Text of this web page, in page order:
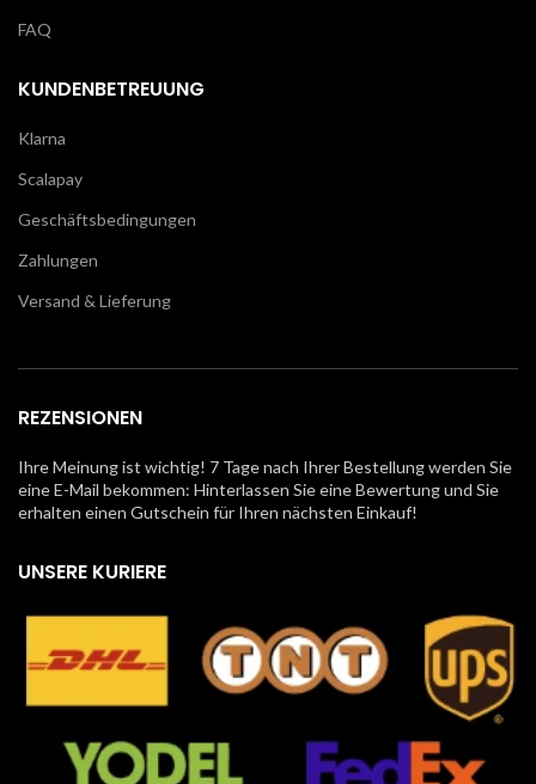
FAQ
KUNDENBETREUUNG
Klarna
Scalapay
Geschäftsbedingungen
Zahlungen
Versand & Lieferung
REZENSIONEN
Ihre Meinung ist wichtig! 7 Tage nach Ihrer Bestellung werden Sie
eine E-Mail bekommen: Hinterlassen Sie eine Bewertung und Sie
erhalten einen Gutschein für Ihren nächsten Einkauf!
UNSERE KURIERE